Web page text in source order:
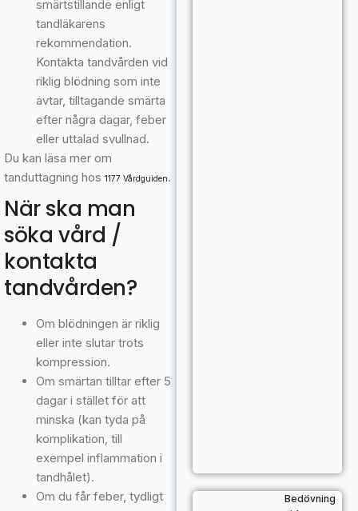
smärtstillande enligt
tandläkarens
rekommendation.
Kontakta tandvården vid
riklig blödning som inte
avtar, tilltagande smärta
efter några dagar, feber
eller uttalad svullnad.
Du kan läsa mer om
tanduttagning hos 1177 Vårdguiden.
När ska man
söka vård /
kontakta
tandvården?
Om blödningen är riklig
eller inte slutar trots
kompression.
Om smärtan tilltar efter 5
dagar i stället för att
minska (kan tyda på
komplikation, till
exempel inflammation i
tandhålet).
Om du får feber, tydligt
Bedövning